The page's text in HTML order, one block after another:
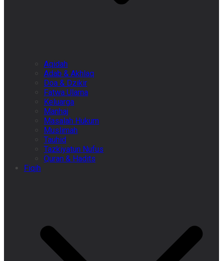
Aqidah
Adab & Akhlaq
Doa & Dzikir
Fatwa Ulama
Keluarga
Manhaj
Masalah Hukum
Muslimah
Tauhid
Tazkiyatun Nufus
Quran & Hadits
Fiqih